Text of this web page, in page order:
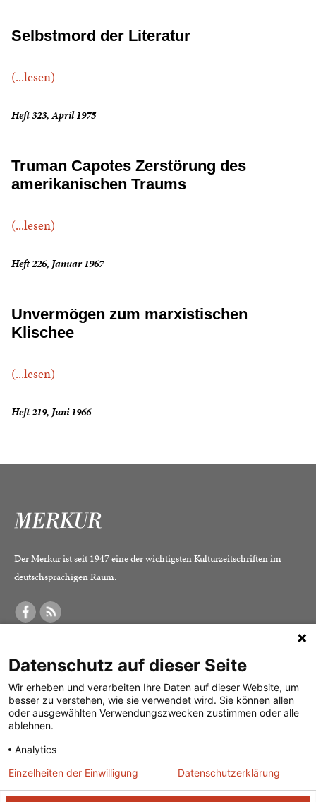
Selbstmord der Literatur
(...lesen)
Heft 323, April 1975
Truman Capotes Zerstörung des
amerikanischen Traums
(...lesen)
Heft 226, Januar 1967
Unvermögen zum marxistischen
Klischee
(...lesen)
Heft 219, Juni 1966
Der Merkur ist seit 1947 eine der wichtigsten Kulturzeitschriften im
deutschsprachigen Raum.
Was ist der Merkur?
Herausgeber /
Redaktion
Verlag
Alle Abos im Überblick
Print-Abo
Digital-Abo
Abo kündigen
Vertrag widerrufen
Impressum
Datenschutz
Mediadaten
Datenschutz auf dieser Seite
Wir erheben und verarbeiten Ihre Daten auf dieser Website, um
besser zu verstehen, wie sie verwendet wird. Sie können allen
oder ausgewählten Verwendungszwecken zustimmen oder alle
ablehnen.
Analytics
Einzelheiten der Einwilligung Datenschutzerklärung